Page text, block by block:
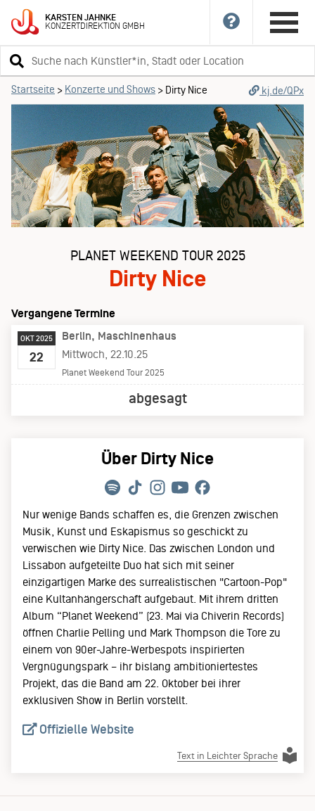
KARSTENJAHNKE
KONZERTDIREKTIONGMBH
Suchbegriff
eingeben
Startseite > Konzerte und Shows > Dirty Nice kj.de/QPx
PLANET WEEKEND TOUR 2025
Dirty Nice
Vergangene Termine
OKT 2025
22
Berlin
Maschinenhaus
Mittwoch, 22.10.25
Planet Weekend Tour 2025
abgesagt
Über Dirty Nice
Nur wenige Bands schaffen es, die Grenzen zwischen
Musik, Kunst und Eskapismus so geschickt zu
verwischen wie Dirty Nice. Das zwischen London und
Lissabon aufgeteilte Duo hat sich mit seiner
einzigartigen Marke des surrealistischen "Cartoon-Pop"
eine Kultanhängerschaft aufgebaut. Mit ihrem dritten
Album “Planet Weekend” (23. Mai via Chiverin Records)
öffnen Charlie Pelling und Mark Thompson die Tore zu
einem von 90er-Jahre-Werbespots inspirierten
Vergnügungspark – ihr bislang ambitioniertestes
Projekt, das die Band am 22. Oktober bei ihrer
exklusiven Show in Berlin vorstellt.
Offizielle Website
Text in Leichter Sprache